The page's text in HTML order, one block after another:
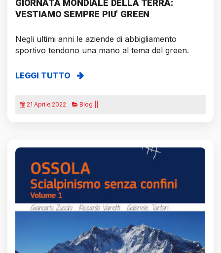
GIORNATA MONDIALE DELLA TERRA:
VESTIAMO SEMPRE PIU’ GREEN
Negli ultimi anni le aziende di abbigliamento
sportivo tendono una mano al tema del green.
LEGGI TUTTO
21 Aprile 2022 Blog ||